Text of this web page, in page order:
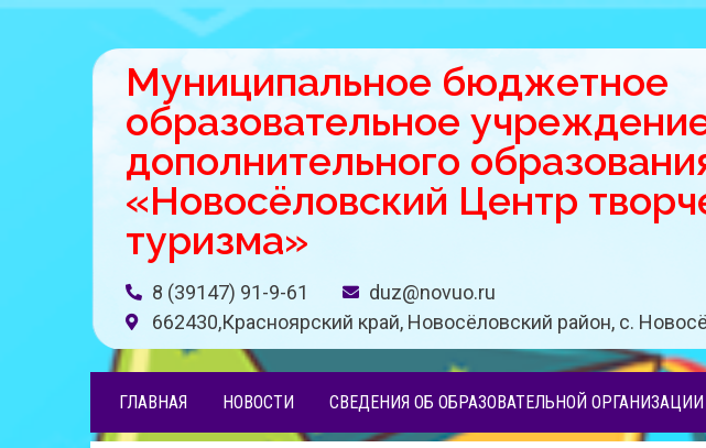
Муниципальное бюджетное
образовательное
дополнительного
«Новосёловский Центр
туризма»
8 (39147) 91-9-61
duz@novuo.ru
662430,Красноярский край, Новосёловский район, с.
ГЛАВНАЯ НОВОСТИ СВЕДЕНИЯ ОБ ОБРАЗОВАТЕЛЬНОЙ ОРГАНИЗАЦИИ